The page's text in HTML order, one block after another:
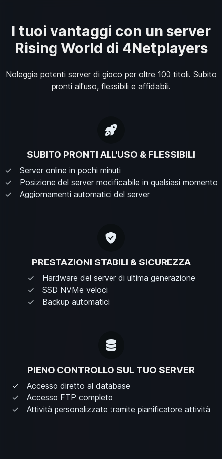
I tuoi vantaggi con un server
Rising World di 4Netplayers
Noleggia potenti server di gioco per oltre 100 titoli. Subito
pronti all'uso, flessibili e affidabili.
SUBITO PRONTI ALL'USO & FLESSIBILI
Server online in pochi minuti
Posizione del server modificabile in qualsiasi momento
Aggiornamenti automatici del server
PRESTAZIONI STABILI & SICUREZZA
Hardware del server di ultima generazione
SSD NVMe veloci
Backup automatici
PIENO CONTROLLO SUL TUO SERVER
Accesso diretto al database
Accesso FTP completo
Attività personalizzate tramite pianificatore attività